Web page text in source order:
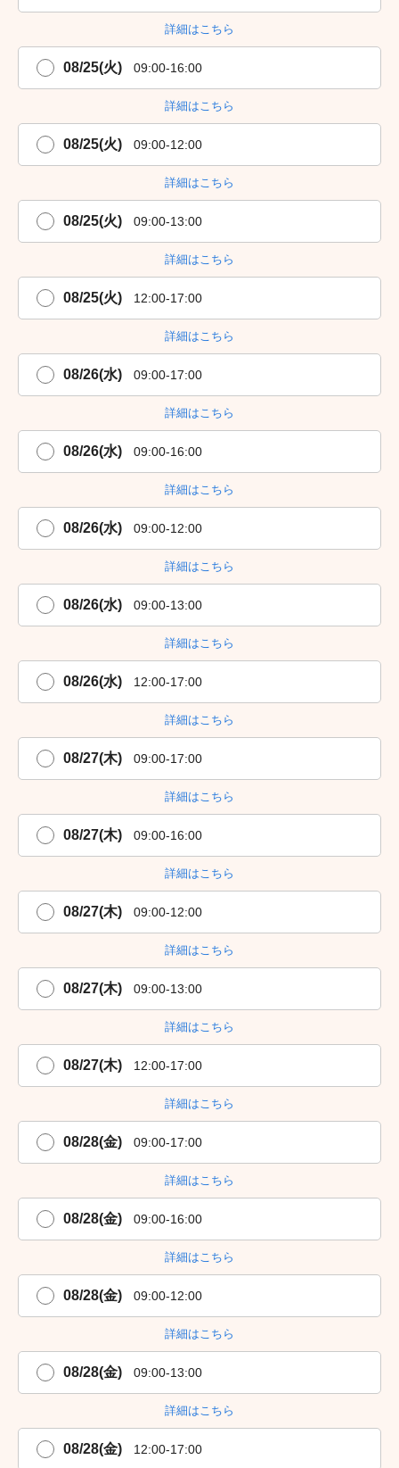
詳細はこちら
08/25(火) 09:00-16:00
詳細はこちら
08/25(火) 09:00-12:00
詳細はこちら
08/25(火) 09:00-13:00
詳細はこちら
08/25(火) 12:00-17:00
詳細はこちら
08/26(水) 09:00-17:00
詳細はこちら
08/26(水) 09:00-16:00
詳細はこちら
08/26(水) 09:00-12:00
詳細はこちら
08/26(水) 09:00-13:00
詳細はこちら
08/26(水) 12:00-17:00
詳細はこちら
08/27(木) 09:00-17:00
詳細はこちら
08/27(木) 09:00-16:00
詳細はこちら
08/27(木) 09:00-12:00
詳細はこちら
08/27(木) 09:00-13:00
詳細はこちら
08/27(木) 12:00-17:00
詳細はこちら
08/28(金) 09:00-17:00
詳細はこちら
08/28(金) 09:00-16:00
詳細はこちら
08/28(金) 09:00-12:00
詳細はこちら
08/28(金) 09:00-13:00
詳細はこちら
08/28(金) 12:00-17:00